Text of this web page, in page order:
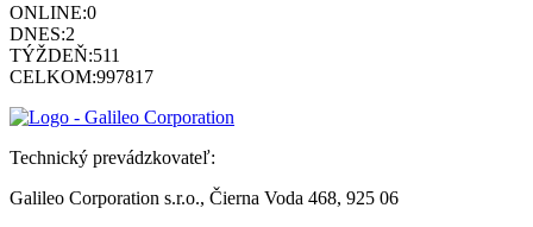
ONLINE:0
DNES:2
TÝŽDEŇ:511
CELKOM:997817
Technický prevádzkovateľ:
Galileo Corporation s.r.o., Čierna Voda 468, 925 06